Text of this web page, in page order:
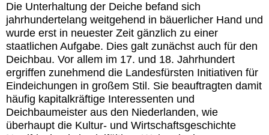
Die Unterhaltung der Deiche befand sich
jahrhundertelang weitgehend in bäuerlicher Hand und
wurde erst in neuester Zeit gänzlich zu einer
staatlichen Aufgabe. Dies galt zunächst auch für den
Deichbau. Vor allem im 17. und 18. Jahrhundert
ergriffen zunehmend die Landesfürsten Initiativen für
Eindeichungen in großem Stil. Sie beauftragten damit
häufig kapitalkräftige Interessenten und
Deichbaumeister aus den Niederlanden, wie
überhaupt die Kultur- und Wirtschaftsgeschichte